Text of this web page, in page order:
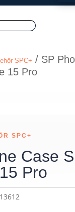
SPC+ / SP
15 Pro
SPC+
Case
Pro
13612